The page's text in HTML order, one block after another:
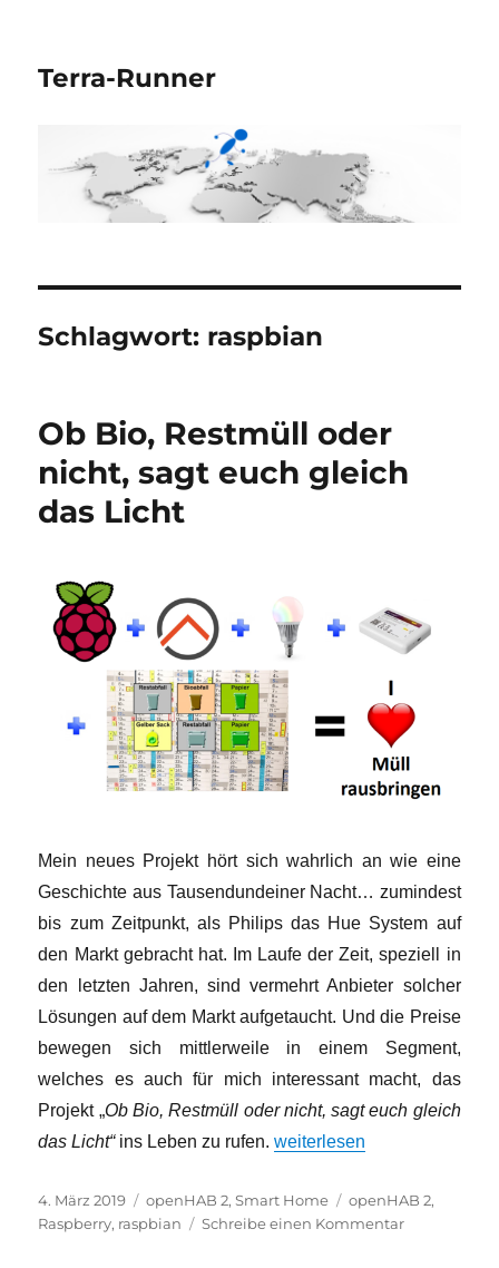
Terra-Runner
Schlagwort: raspbian
Ob Bio, Restmüll oder
nicht, sagt euch gleich
das Licht
Mein neues Projekt hört sich wahrlich an wie eine
Geschichte aus Tausendundeiner Nacht… zumindest
bis zum Zeitpunkt, als Philips das Hue System auf
den Markt gebracht hat. Im Laufe der Zeit, speziell in
den letzten Jahren, sind vermehrt Anbieter solcher
Lösungen auf dem Markt aufgetaucht. Und die Preise
bewegen sich mittlerweile in einem Segment,
welches es auch für mich interessant macht, das
Projekt „Ob Bio, Restmüll oder nicht, sagt euch gleich
das Licht“ins Leben zu rufen.„Ob Bio, Restmüll oder
weiterlesen
Veröffentlicht
am
4. März 2019 Kategorien
openHAB 2,Smart Home Schlagwörter
openHAB 2,
Raspberry, raspbian Schreibe einen Kommentarzu